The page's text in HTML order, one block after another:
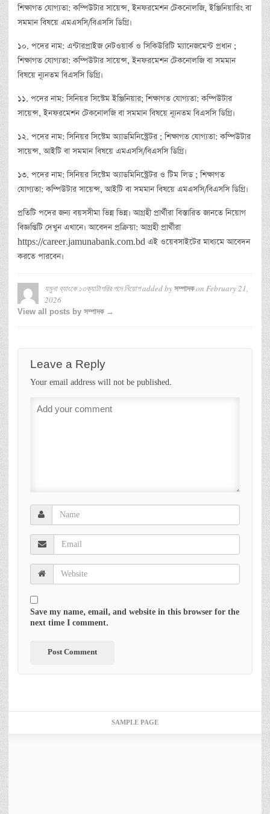
শিক্ষাগত যোগ্যতা: কম্পিউটার সায়েন্স, ইনফরমেশন টেকনোলজি, ইঞ্জিনিয়ারিং বা
সমমান বিষয়ে এমএসসি/বিএসসি ডিগ্রি।
১০. পদের নাম: এন্টারপ্রাইজ নেটওয়ার্ক ও সিকিউরিটি ম্যানেজমেন্ট প্রধান ;
শিক্ষাগত যোগ্যতা: কম্পিউটার সায়েন্স, ইনফরমেশন টেকনোলজি বা সমমান
বিষয়ে ন্যূনতম বিএসসি ডিগ্রি।
১১. পদের নাম: সিনিয়র সিস্টেম ইঞ্জিনিয়ার; শিক্ষাগত যোগ্যতা: কম্পিউটার
সায়েন্স, ইনফরমেশন টেকনোলজি বা সমমান বিষয়ে ন্যূনতম বিএসসি ডিগ্রি।
১২. পদের নাম: সিনিয়র সিস্টেম অ্যাডমিনিস্ট্রেটর ; শিক্ষাগত যোগ্যতা: কম্পিউটার
সায়েন্স, আইটি বা সমমান বিষয়ে এমএসসি/বিএসসি ডিগ্রি।
১৩. পদের নাম: সিনিয়র সিস্টেম অ্যাডমিনিস্ট্রেটর ও টিম লিড ; শিক্ষাগত
যোগ্যতা: কম্পিউটার সায়েন্স, আইটি বা সমমান বিষয়ে এমএসসি/বিএসসি ডিগ্রি।
প্রতিটি পদের জন্য বয়সসীমা ভিন্ন ভিন্ন। আগ্রহী প্রার্থীরা বিস্তারিত জানতে নিয়োগ
বিজ্ঞপ্তিটি দেখুন এখানে। আবেদন প্রক্রিয়া: আগ্রহী প্রার্থীরা
https://career.jamunabank.com.bd এই ওয়েবসাইটের মাধ্যমে আবেদন
করতে পারবেন।
যমুনা ব্যাংকে ১৩ক্যাটাগরির পদে নিয়োগadded by সম্পাদকon February 21,
2026
View all posts by সম্পাদক →
Leave a Reply
Your email address will not be published.
Save my name, email, and website in this browser for the
next time I comment.
SAMPLE PAGE